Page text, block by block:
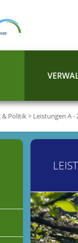
& Politik> Leistungen A -